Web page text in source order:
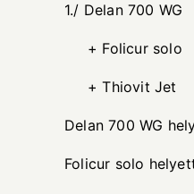
1./ Delan 700
+ Folicur solo
+ Thiovit Jet
Delan 700 WG
Folicur solo